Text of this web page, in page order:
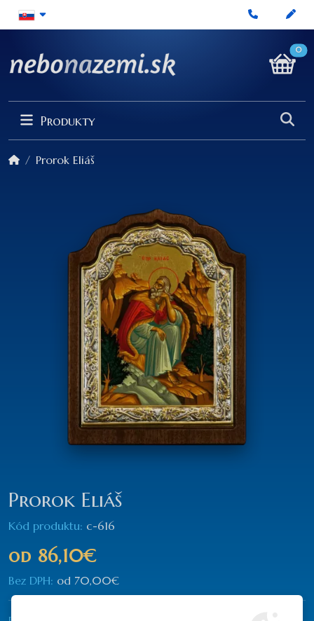
0
Produkty
Prorok Eliáš
Prorok Eliáš
Kód produktu: c-616
od 86,10€
Bez DPH: od 70,00€